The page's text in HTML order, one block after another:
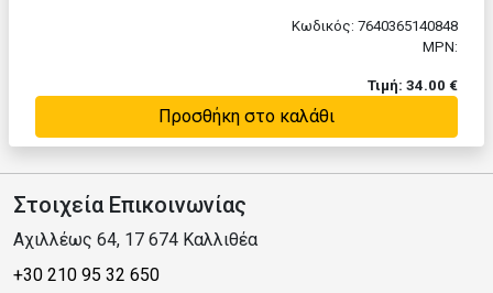
Κωδικός: 7640365140848
MPN:
Τιμή: 34.00 €
Προσθήκη στο καλάθι
Στοιχεία Επικοινωνίας
Αχιλλέως 64, 17 674 Καλλιθέα
+30 210 95 32 650